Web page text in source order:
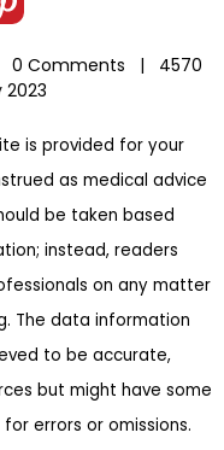
0 Comments |
4570
2023
is provided for your
as medical advice
be taken based
instead, readers
on any matter
The data information
to be accurate,
but might have some
errors or omissions.